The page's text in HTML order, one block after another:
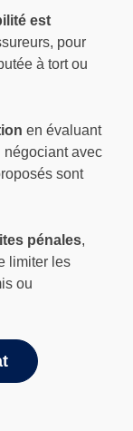
est
pour
à tort ou
en évaluant
négociant avec
sont
pénales,
limiter les
ou